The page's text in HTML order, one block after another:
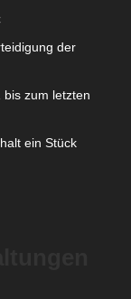
der
zum letzten
ein Stück